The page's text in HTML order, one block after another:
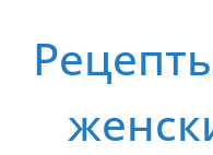
содержимому